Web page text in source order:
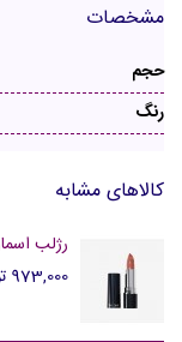
مشخصات
حجم
رنگ
کالاهای مشابه
رژلب
973,000 تومان